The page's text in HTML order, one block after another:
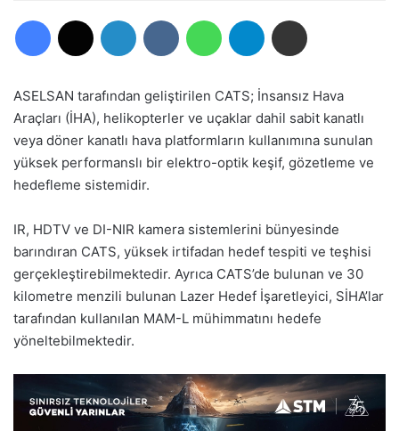
ASELSAN tarafından geliştirilen CATS; İnsansız Hava
Araçları (İHA), helikopterler ve uçaklar dahil sabit kanatlı
veya döner kanatlı hava platformların kullanımına sunulan
yüksek performanslı bir elektro-optik keşif, gözetleme ve
hedefleme sistemidir.
IR, HDTV ve DI-NIR kamera sistemlerini bünyesinde
barındıran CATS, yüksek irtifadan hedef tespiti ve teşhisi
gerçekleştirebilmektedir. Ayrıca CATS’de bulunan ve 30
kilometre menzili bulunan Lazer Hedef İşaretleyici, SİHA’lar
tarafından kullanılan MAM-L mühimmatını hedefe
yöneltebilmektedir.